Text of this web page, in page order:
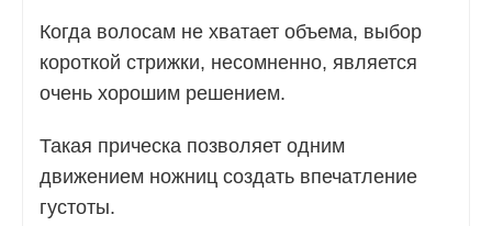
Когда волосам не хватает объема, выбор
короткой стрижки, несомненно, является
очень хорошим решением.
Такая прическа позволяет одним
движением ножниц создать впечатление
густоты.